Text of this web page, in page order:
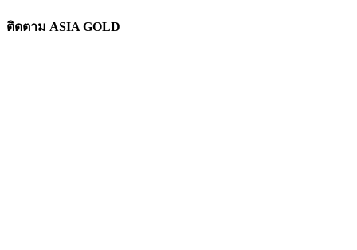
ติดตาม ASIA GOLD